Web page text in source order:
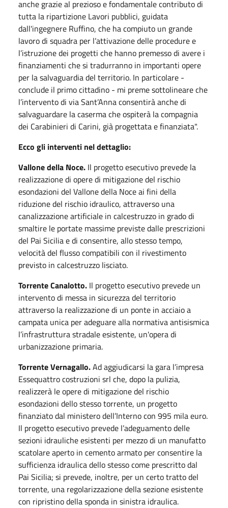
anche grazie al prezioso e fondamentale contributo di
tutta la ripartizione Lavori pubblici, guidata
dall'ingegnere Ruffino, che ha compiuto un grande
lavoro di squadra per l’attivazione delle procedure e
l’istruzione dei progetti che hanno premesso di avere i
finanziamenti che si tradurranno in importanti opere
per la salvaguardia del territorio. In particolare -
conclude il primo cittadino - mi preme sottolineare che
l’intervento di via Sant’Anna consentirà anche di
salvaguardare la caserma che ospiterà la compagnia
dei Carabinieri di Carini, già progettata e finanziata".
Ecco gli interventi nel dettaglio:
Vallone della Noce. Il progetto esecutivo prevede la
realizzazione di opere di mitigazione del rischio
esondazioni del Vallone della Noce ai fini della
riduzione del rischio idraulico, attraverso una
canalizzazione artificiale in calcestruzzo in grado di
smaltire le portate massime previste dalle prescrizioni
del Pai Sicilia e di consentire, allo stesso tempo,
velocità del flusso compatibili con il rivestimento
previsto in calcestruzzo lisciato.
Torrente Canalotto. Il progetto esecutivo prevede un
intervento di messa in sicurezza del territorio
attraverso la realizzazione di un ponte in acciaio a
campata unica per adeguare alla normativa antisismica
l’infrastruttura stradale esistente, un'opera di
urbanizzazione primaria.
Torrente Vernagallo.Ad aggiudicarsi la gara l’impresa
Essequattro costruzioni srl che, dopo la pulizia,
realizzerà le opere di mitigazione del rischio
esondazioni dello stesso torrente, un progetto
finanziato dal ministero dell’Interno con 995 mila euro.
Il progetto esecutivo prevede l’adeguamento delle
sezioni idrauliche esistenti per mezzo di un manufatto
scatolare aperto in cemento armato per consentire la
sufficienza idraulica dello stesso come prescritto dal
Pai Sicilia; si prevede, inoltre, per un certo tratto del
torrente, una regolarizzazione della sezione esistente
con ripristino della sponda in sinistra idraulica.